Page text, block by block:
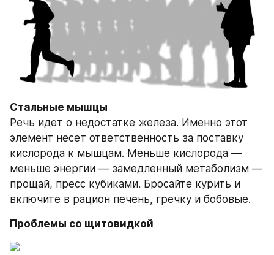
Стальные мышцы
Речь идет о недостатке железа. Именно этот
элемент несет ответственность за поставку
кислорода к мышцам. Меньше кислорода —
меньше энергии — замедленный метаболизм —
прощай, пресс кубиками. Бросайте курить и
включите в рацион печень, гречку и бобовые.
Проблемы со щитовидкой